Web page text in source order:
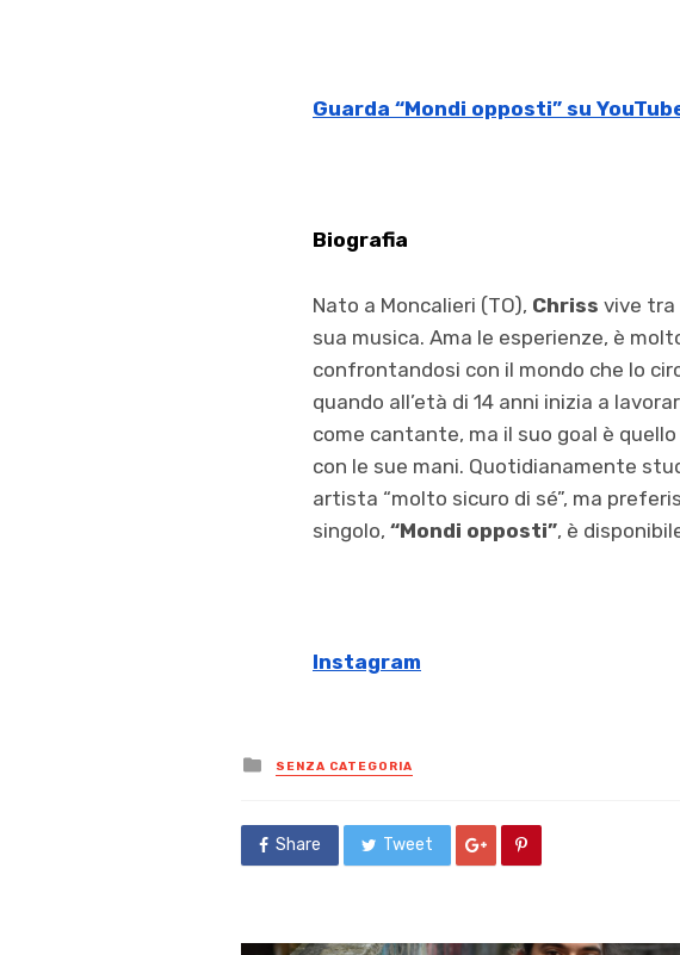
Guarda “Mondi opposti” su
Biografia
Nato a Moncalieri (TO), Chriss vive tra
sua musica. Ama le esperienze, è
confrontandosi con il mondo che lo
quando all’età di 14 anni inizia a
come cantante, ma il suo goal è
con le sue mani. Quotidianamente
artista “molto sicuro di sé”, ma
singolo, “Mondi opposti”, è
Instagram
Posted
in
SENZA CATEGORIA
Share Tweet